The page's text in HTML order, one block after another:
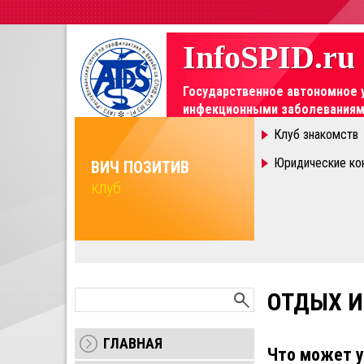
InfoSPID.ru
Государственное
инфекционными
Элемент не найден!
ПОПУЛЯРНО
для интересующихся
ВИЧ ПОЗИТИВ
клуб
Клуб знакомств
Юридические
ГЛАВНАЯ
ОТДЫХ
Что может